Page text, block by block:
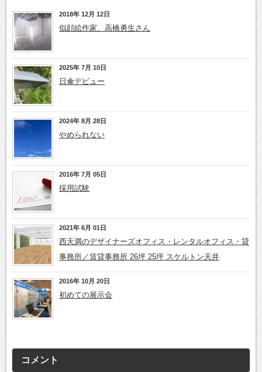
2018年 12月 12日
似顔絵作家、高橋勇生さん
2025年 7月 10日
日傘デビュー
2024年 8月 28日
やめられない
2016年 7月 05日
採用試験
2021年 6月 01日
西天満のデザイナーズオフィス・レンタルオフィス・貸
事務所／賃貸事務所 26坪 25坪 スケルトン天井
2016年 10月 20日
初めての展示会
コメント